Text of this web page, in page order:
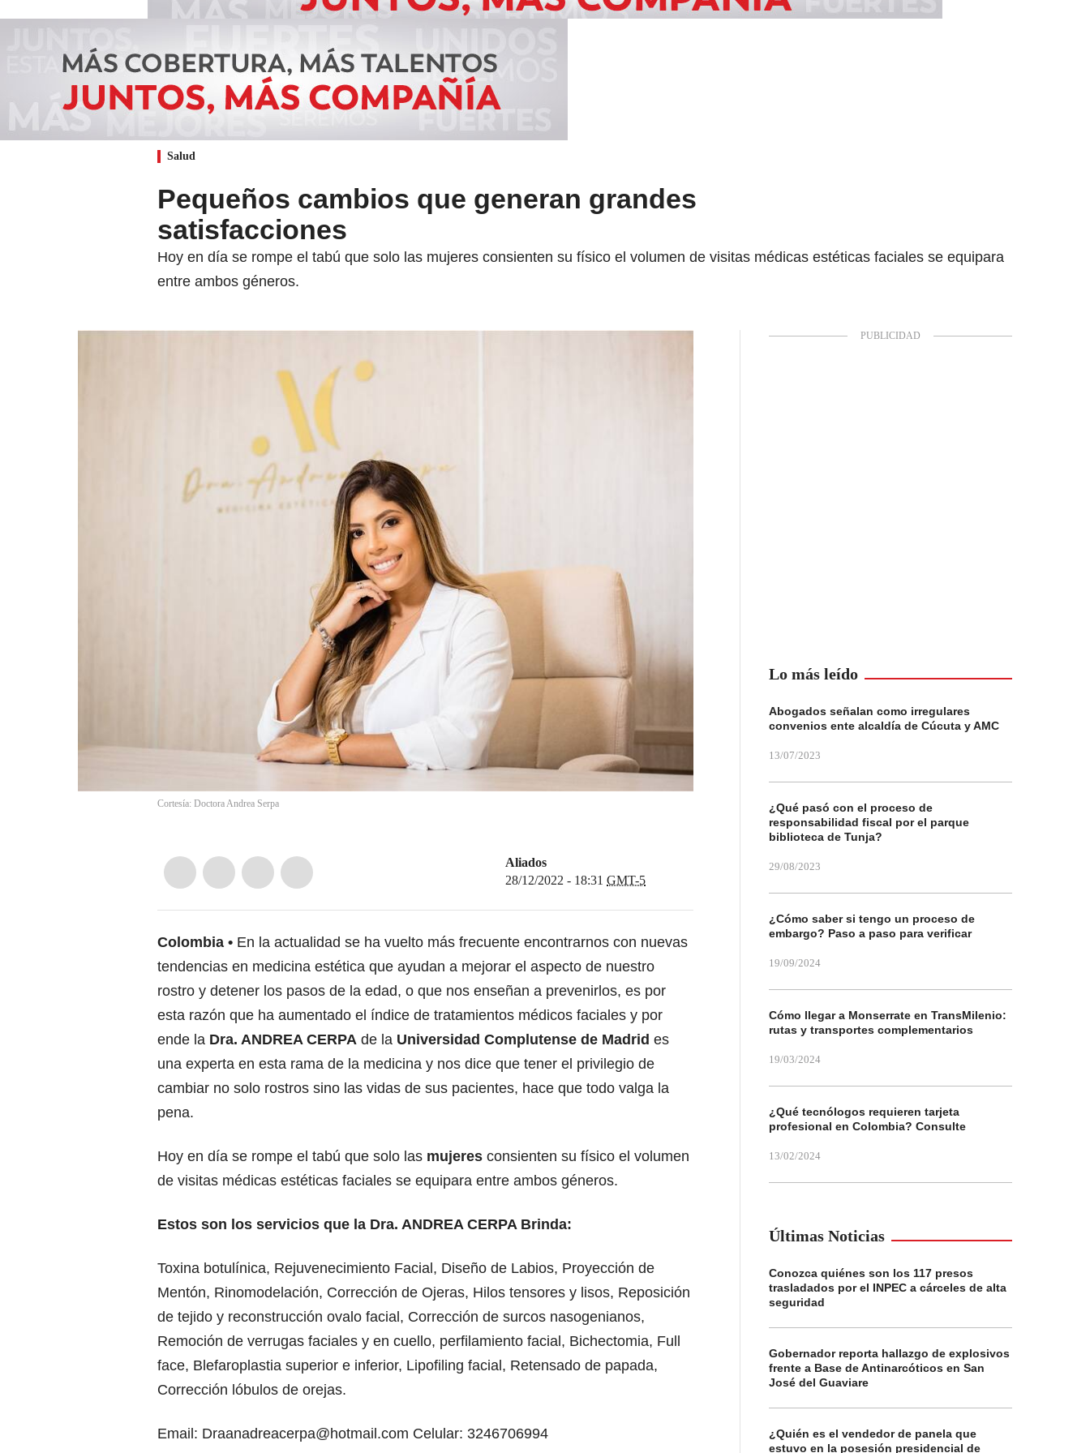
Salud
Pequeños cambios que generan grandes
satisfacciones
Hoy en día se rompe el tabú que solo las mujeres consienten su físico el volumen de visitas médicas estéticas faciales se equipara
entre ambos géneros.
Cortesía: Doctora Andrea Serpa
Aliados
28/12/2022 - 18:31 GMT-5
Colombia
En la actualidad se ha vuelto más frecuente encontrarnos con nuevas
tendencias en medicina estética que ayudan a mejorar el aspecto de nuestro
rostro y detener los pasos de la edad, o que nos enseñan a prevenirlos, es por
esta razón que ha aumentado el índice de tratamientos médicos faciales y por
ende la Dra. ANDREA CERPA de la Universidad Complutense de Madrid es
una experta en esta rama de la medicina y nos dice que tener el privilegio de
cambiar no solo rostros sino las vidas de sus pacientes, hace que todo valga la
pena.
Hoy en día se rompe el tabú que solo las mujeres consienten su físico el volumen
de visitas médicas estéticas faciales se equipara entre ambos géneros.
Estos son los servicios que la Dra. ANDREA CERPA Brinda:
Toxina botulínica, Rejuvenecimiento Facial, Diseño de Labios, Proyección de
Mentón, Rinomodelación, Corrección de Ojeras, Hilos tensores y lisos, Reposición
de tejido y reconstrucción ovalo facial, Corrección de surcos nasogenianos,
Remoción de verrugas faciales y en cuello, perfilamiento facial, Bichectomia, Full
face, Blefaroplastia superior e inferior, Lipofiling facial, Retensado de papada,
Corrección lóbulos de orejas.
Email: Draanadreacerpa@hotmail.com Celular: 3246706994
Lo más leído
Abogados señalan como irregulares
convenios ente alcaldía de Cúcuta y AMC
13/07/2023
¿Qué pasó con el proceso de
responsabilidad fiscal por el parque
biblioteca de Tunja?
29/08/2023
¿Cómo saber si tengo un proceso de
embargo? Paso a paso para verificar
19/09/2024
Cómo llegar a Monserrate en TransMilenio:
rutas y transportes complementarios
19/03/2024
¿Qué tecnólogos requieren tarjeta
profesional en Colombia? Consulte
13/02/2024
Últimas Noticias
Conozca quiénes son los 117 presos
trasladados por el INPEC a cárceles de alta
seguridad
Gobernador reporta hallazgo de explosivos
frente a Base de Antinarcóticos en San
José del Guaviare
¿Quién es el vendedor de panela que
estuvo en la posesión presidencial de